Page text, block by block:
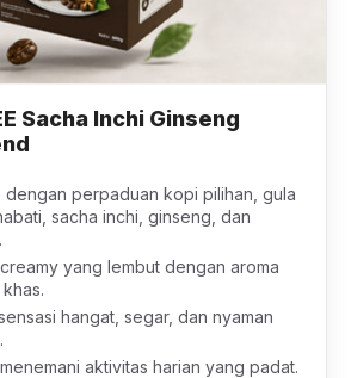
Sacha Inchi Ginseng
dengan perpaduan kopi pilihan, gula
sacha inchi, ginseng, dan
yang lembut dengan aroma
hangat, segar, dan nyaman
aktivitas harian yang padat.